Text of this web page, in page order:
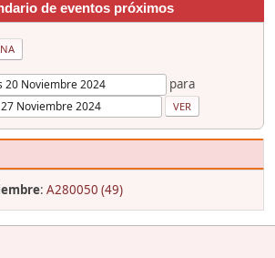
de eventos próximos
para
: A280050 (49)